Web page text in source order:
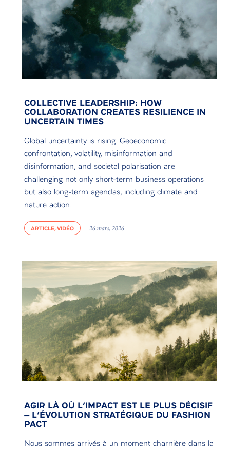
COLLECTIVE LEADERSHIP: HOW
COLLABORATION CREATES RESILIENCE IN
UNCERTAIN TIMES
Global uncertainty is rising. Geoeconomic
confrontation, volatility, misinformation and
disinformation, and societal polarisation are
challenging not only short-term business operations
but also long-term agendas, including climate and
nature action.
ARTICLE, VIDÉO 26 mars, 2026
AGIR LÀ OÙ L’IMPACT EST LE PLUS DÉCISIF
– L’ÉVOLUTION STRATÉGIQUE DU FASHION
PACT
Nous sommes arrivés à un moment charnière dans la